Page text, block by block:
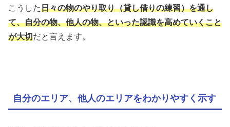
こうした日々の物のやり取り（貸し借りの練習）を通し
て、自分の物、他人の物、といった認識を高めていくこと
が大切だと言えます。
自分のエリア、他人のエリアをわかりやすく示す